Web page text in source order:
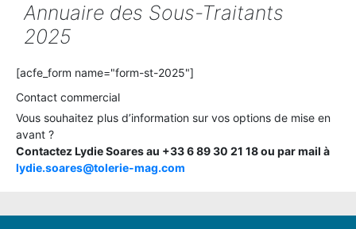
Annuaire des Sous-Traitants
2025
[acfe_form name="form-st-2025"]
Contact commercial
Vous souhaitez plus d’information sur vos options de mise en
avant ?
Contactez Lydie Soares au +33 6 89 30 21 18 ou par mail à
lydie.soares@tolerie-mag.com